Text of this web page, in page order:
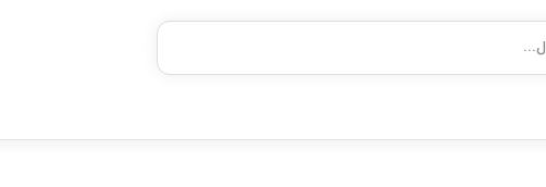
خرید قسطی با ترب‌پی